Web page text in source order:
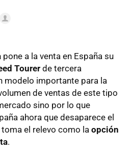
pone a la venta en España su
Tourer de tercera
modelo importante para la
de ventas de este tipo
sino por lo que
ahora que desaparece el
el relevo como la opción
.